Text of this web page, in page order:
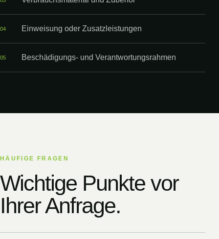
04 Einweisung oder Zusatzleistungen
05 Beschädigungs- und Verantwortungsrahmen
HÄUFIGE FRAGEN
Wichtige Punkte vor
Ihrer Anfrage.